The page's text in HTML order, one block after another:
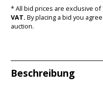
* All bid prices are exclusive of
VAT. By placing a bid you
auction.
Beschreibung